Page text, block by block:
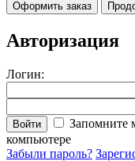
Оформить заказ
Авторизация
Логин:
Войти
Запомните
компьютере
Забыли пароль?